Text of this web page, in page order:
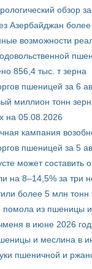
обзор
Азербайджан более
возможности
856,4 тыс. т зерна
пшеницей за 6
миллион тонн
на 05.08.2026
кампания
пшеницей за 5
может составить
на 8–14,5% за три
более 5 млн тонн
помола из пшеницы
в июне 2026
и меслина в
пшеничной и